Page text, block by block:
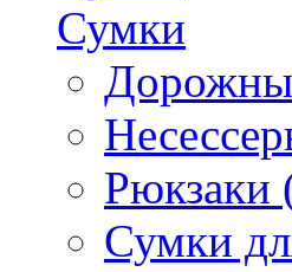
Сумки
Рюкзаки
Сумки